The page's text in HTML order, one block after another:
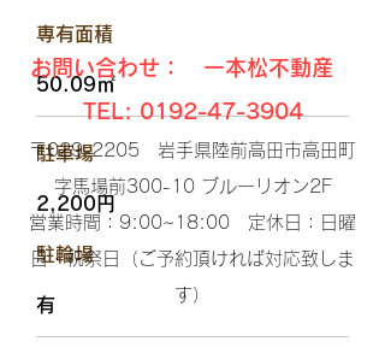
​専有面積
50.09㎡
駐車場
2,200円
​駐輪場
有
お問い合わせ： 一本松不動産
TEL:0192-47-3904
〒029-2205 岩手県陸前高田市高田町
字馬場前300-10 ブルーリオン2F​
営業時間：9:00~18:00 定休日：日曜
日・祝祭日（ご予約頂ければ対応致しま
す）​